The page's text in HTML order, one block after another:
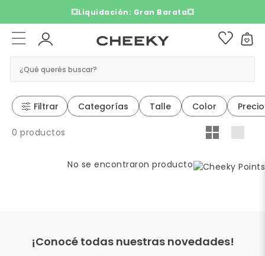
💥Liquidación: Gran Barata💥
¿Qué querés buscar?
Filtrar Categorías Talle Color Precio
0 productos
No se encontraron productos
¡Conocé todas nuestras novedades!